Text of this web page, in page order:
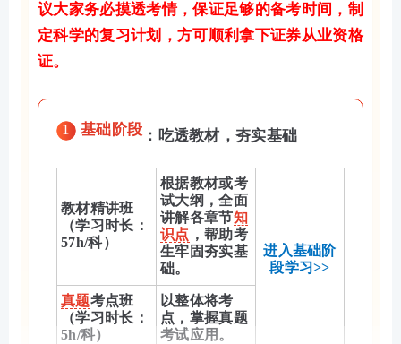
议大家务必摸透考情，保证足够的备考时间，制
定科学的复习计划，方可顺利拿下证券从业资格
证。
1 基础阶段：吃透教材，夯实基础
教材精讲班
（学习时长：
57h/科）
根据教材或考
试大纲，全面
讲解各章节知
识点 ，帮助考
生牢固夯实基
础。
进入基础阶
段学习>>
真题考点班
（学习时长：
5h/科）
以整体将考
点，掌握真题
考试应用。